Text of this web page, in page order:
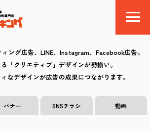
ングとは
ング広告、LINE、Instagram、Facebook広告。
「クリエティブ」デザインが勢揃い。
なデザインが広告の成果につながります。
バナー SNSチラシ 動画